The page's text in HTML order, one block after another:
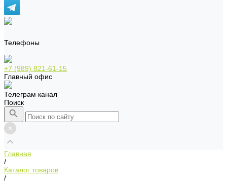
Телефоны
+7 (989) 821-61-15
Главный офис
Телеграм канал
Поиск
Главная
/
Каталог товаров
/